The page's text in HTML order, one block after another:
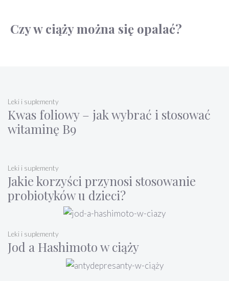
Czy w ciąży można się opalać?
Kwas foliowy – jak wybrać i stosować
witaminę B9
Leki i suplementy
Jakie korzyści przynosi stosowanie
probiotyków u dzieci?
Leki i suplementy
Jod a Hashimoto w ciąży
Leki i suplementy